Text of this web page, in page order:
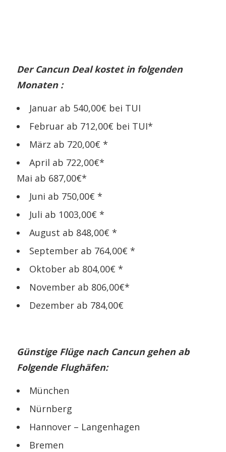
Der Cancun Deal kostet in folgenden
Monaten :
Januar ab 540,00€ bei TUI
Februar ab 712,00€ bei TUI*
März ab 720,00€ *
April ab 722,00€*
Mai ab 687,00€*
Juni ab 750,00€ *
Juli ab 1003,00€ *
August ab 848,00€ *
September ab 764,00€ *
Oktober ab 804,00€ *
November ab 806,00€*
Dezember ab 784,00€
Günstige Flüge nach Cancun gehen ab
Folgende Flughäfen:
München
Nürnberg
Hannover – Langenhagen
Bremen